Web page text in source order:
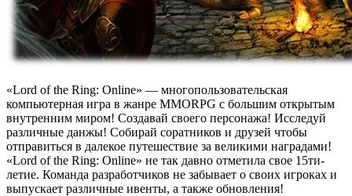
«Lord of the Ring: Online» — многопользовательская
компьютерная игра в жанре MMORPG с большим открытым
внутренним миром! Создавай своего персонажа! Исследуй
различные данжы! Собирай соратников и друзей чтобы
отправиться в далекое путешествие за великими наградами!
«Lord of the Ring: Online» не так давно отметила свое 15ти-
летие. Команда разработчиков не забывает о своих игроках и
выпускает различные ивенты, а также обновления!